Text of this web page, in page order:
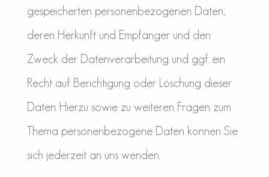
gespeicherten personenbezogenen Daten,
deren Herkunft und Empfänger und den
Zweck der Datenverarbeitung und ggf. ein
Recht auf Berichtigung oder Löschung dieser
Daten. Hierzu sowie zu weiteren Fragen zum
Thema personenbezogene Daten können Sie
sich jederzeit an uns wenden.